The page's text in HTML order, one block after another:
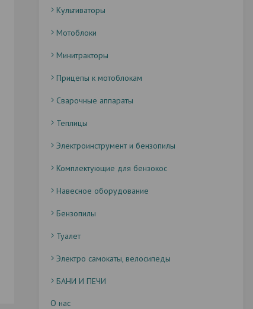
Культиваторы
Мотоблоки
Минитракторы
Прицепы к мотоблокам
Сварочные аппараты
Теплицы
Электроинструмент и бензопилы
Комплектующие для бензокос
Навесное оборудование
Бензопилы
Туалет
Электро самокаты, велосипеды
БАНИ И ПЕЧИ
О нас